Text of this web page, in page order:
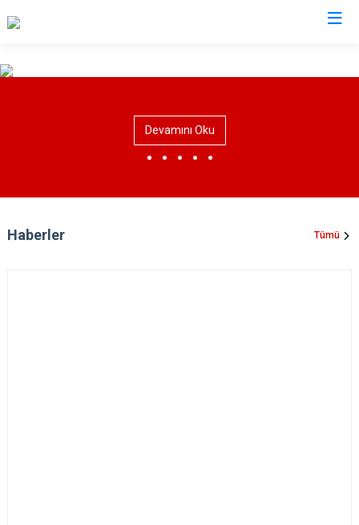
Demirci
Gölmarmara
Salihli
Selendi
Devamını Oku
Haberler Tümü